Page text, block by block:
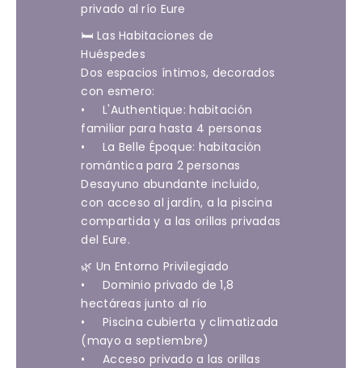
privado al río Eure
🛏️ Las Habitaciones de
Huéspedes
Dos espacios íntimos, decorados
con esmero:
• L'Authentique: habitación
familiar para hasta 4 personas
• La Belle Époque: habitación
romántica para 2 personas
Desayuno abundante incluido,
con acceso al jardín, a la piscina
compartida y a las orillas privadas
del Eure.
🌿 Un Entorno Privilegiado
• Dominio privado de 1,8
hectáreas junto al río
• Piscina cubierta y climatizada
(mayo a septiembre)
• Acceso privado a las orillas